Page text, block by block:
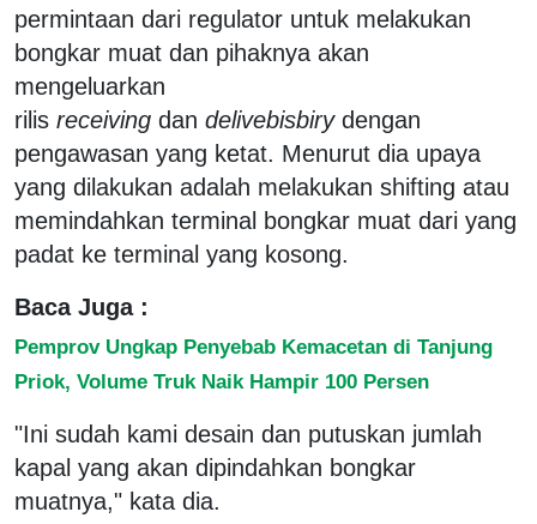
permintaan dari regulator untuk melakukan
bongkar muat dan pihaknya akan
mengeluarkan
rilis receiving dan delivebisbirydengan
pengawasan yang ketat. Menurut dia upaya
yang dilakukan adalah melakukan shifting atau
memindahkan terminal bongkar muat dari yang
padat ke terminal yang kosong.
Baca Juga :
Pemprov Ungkap Penyebab Kemacetan di Tanjung
Priok, Volume Truk Naik Hampir 100 Persen
"Ini sudah kami desain dan putuskan jumlah
kapal yang akan dipindahkan bongkar
muatnya," kata dia.